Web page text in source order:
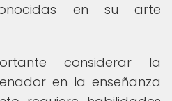
en su arte
considerar la
en la enseñanza